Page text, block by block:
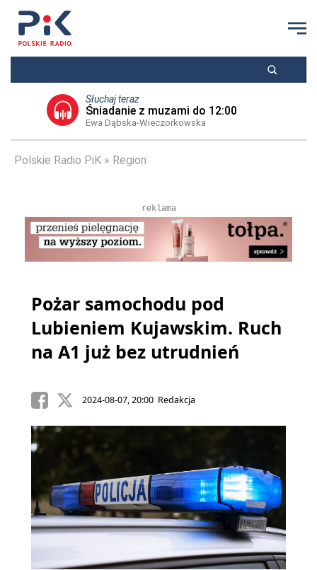
Słuchaj teraz
Śniadanie z muzami do 12:00
Ewa Dąbska-Wieczorkowska
Polskie Radio PiK Region
reklama
Pożar samochodu pod
Lubieniem Kujawskim. Ruch
na A1 już bez utrudnień
2024-08-07, 20:00 Redakcja